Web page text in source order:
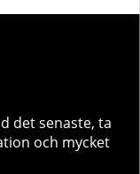
det senaste, ta
och mycket